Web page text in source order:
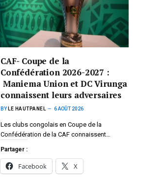
CAF- Coupe de la
Confédération 2026-2027 :
Maniema Union et DC Virunga
connaissent leurs adversaires
BY LE HAUTPANEL 6 AOÛT 2026
Les clubs congolais en Coupe de la
Confédération de la CAF connaissent…
Partager :
Facebook X